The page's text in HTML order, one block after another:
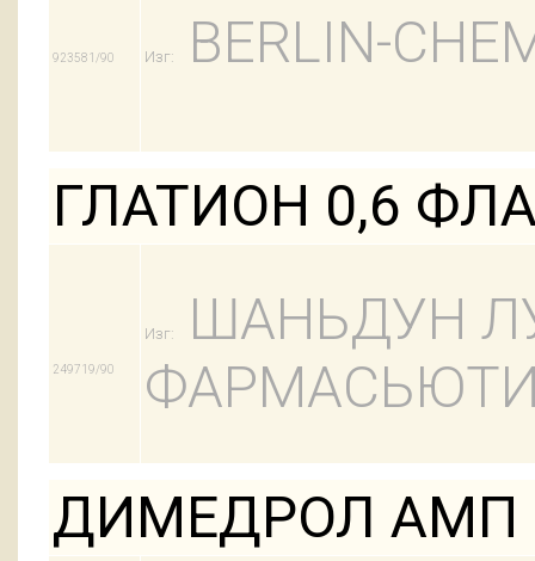
923581/90 Изг: BERLIN-
ГЛАТИОН 0,6
249719/90
Изг:
ШАНЬДУН
ДИМЕДРОЛ АМП